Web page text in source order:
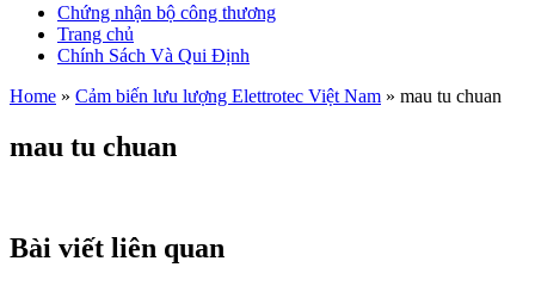
Chứng nhận bộ công thương
Trang chủ
Chính Sách Và Qui Định
Home » Cảm biến lưu lượng Elettrotec Việt Nam » mau tu chuan
mau tu chuan
Bài viết liên quan